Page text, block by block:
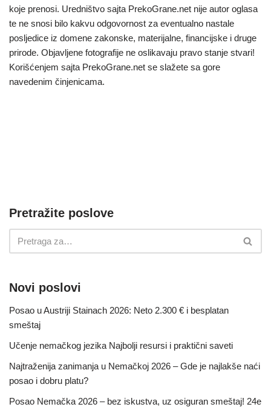
koje prenosi. Uredništvo sajta PrekoGrane.net nije autor oglasa
te ne snosi bilo kakvu odgovornost za eventualno nastale
posljedice iz domene zakonske, materijalne, financijske i druge
prirode. Objavljene fotografije ne oslikavaju pravo stanje stvari!
Korišćenjem sajta PrekoGrane.net se slažete sa gore
navedenim činjenicama.
Pretražite poslove
Novi poslovi
Posao u Austriji Stainach 2026: Neto 2.300 € i besplatan
smeštaj
Učenje nemačkog jezika Najbolji resursi i praktični saveti
Najtraženija zanimanja u Nemačkoj 2026 – Gde je najlakše naći
posao i dobru platu?
Posao Nemačka 2026 – bez iskustva, uz osiguran smeštaj! 24e